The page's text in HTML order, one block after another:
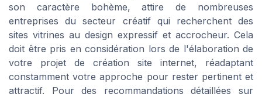
son caractère bohème, attire de nombreuses
entreprises du secteur créatif qui recherchent des
sites vitrines au design expressif et accrocheur. Cela
doit être pris en considération lors de l'élaboration de
votre projet de création site internet, réadaptant
constamment votre approche pour rester pertinent et
attractif. Pour des recommandations détaillées sur